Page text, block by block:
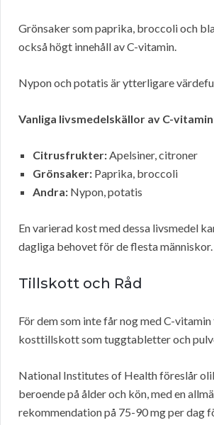
Grönsaker som paprika, broccoli och
också högt innehåll av C-vitamin.
Nypon och potatis är ytterligare
Vanliga livsmedelskällor av C-
Citrusfrukter:Apelsiner, citroner
Grönsaker: Paprika, broccoli
Andra: Nypon, potatis
En varierad kost med dessa livsmedel
dagliga behovet för de flesta människor.
Tillskott och Råd
För dem som inte får nog med C-
kosttillskott som tuggtabletter och
National Institutes of Health föreslår
beroende på ålder och kön, med en
rekommendation på 75-90 mg per dag